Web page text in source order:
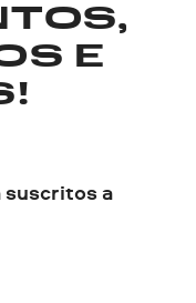
E
suscritos a